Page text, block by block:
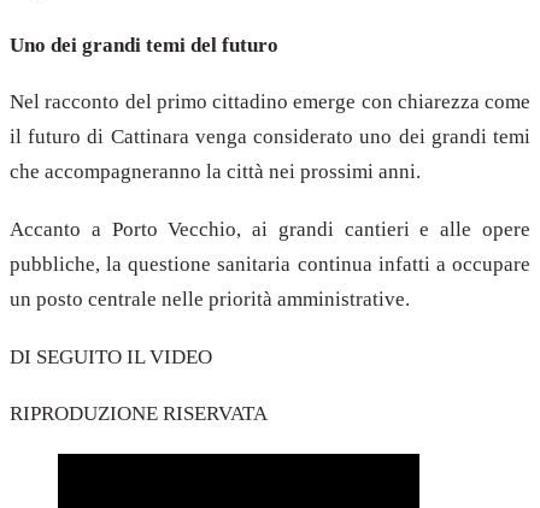
Uno dei grandi temi del futuro
Nel racconto del primo cittadino emerge con chiarezza come
il futuro di Cattinara venga considerato uno dei grandi temi
che accompagneranno la città nei prossimi anni.
Accanto a Porto Vecchio, ai grandi cantieri e alle opere
pubbliche, la questione sanitaria continua infatti a occupare
un posto centrale nelle priorità amministrative.
DI SEGUITO IL VIDEO
RIPRODUZIONE RISERVATA